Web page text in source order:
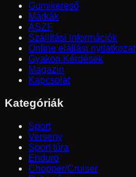
Gumikereső
Márkák
ÁSZF
Szállítási Információk
Online elállási nyilatkozat
Gyakori Kérdések
Magazin
Kapcsolat
Kategóriák
Sport
Verseny
Sport túra
Enduro
Chopper/Cruiser